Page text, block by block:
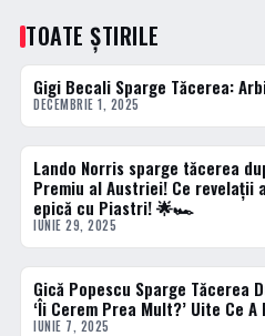
TOATE ȘTIRILE
FOTBAL INTERN
Gigi Becali Sparge Tăcerea:
DECEMBRIE 1, 2025
ACTUALE
Lando Norris sparge tăcerea
Premiu al Austriei! Ce revelații
epică cu Piastri! 🌟🏎️
IUNIE 29, 2025
ACTUALE
Gică Popescu Sparge Tăcerea
‘Îi Cerem Prea Mult?’ Uite Ce
IUNIE 7, 2025